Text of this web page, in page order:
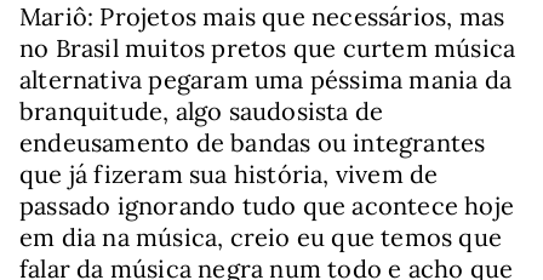
Mariô: Projetos mais que necessários, mas
no Brasil muitos pretos que curtem música
alternativa pegaram uma péssima mania da
branquitude, algo saudosista de
endeusamento de bandas ou integrantes
que já fizeram sua história, vivem de
passado ignorando tudo que acontece hoje
em dia na música, creio eu que temos que
falar da música negra num todo e acho que